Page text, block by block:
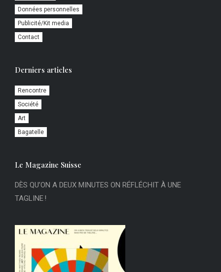
Données personnelles
Publicité/Kit media
Contact
Derniers articles
Rencontre
Société
Art
Bagatelle
Le Magazine Suisse
DÈS QU’ON A DEUX MINUTES ON RÉFLÉCHIT À UNE
TAGLINE !